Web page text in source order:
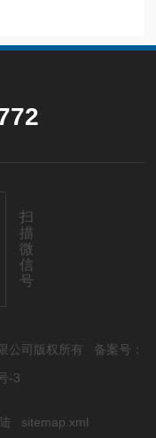
扫
描
微
信
号
公司版权所有 备案号：
-3
sitemap.xml